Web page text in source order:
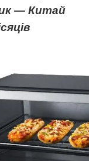
— Китай